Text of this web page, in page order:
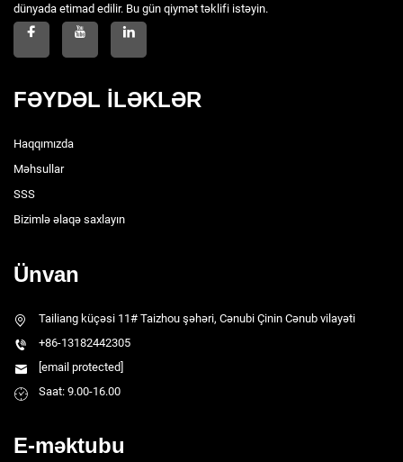
dünyada etimad edilir. Bu gün qiymət təklifi istəyin.
FƏYDƏL İLƏKLƏR
Haqqımızda
Məhsullar
SSS
Bizimlə əlaqə saxlayın
Ünvan
Tailiang küçəsi 11# Taizhou şəhəri, Cənubi Çinin Cənub vilayəti
+86-13182442305
[email protected]
Saat: 9.00-16.00
E-məktubu